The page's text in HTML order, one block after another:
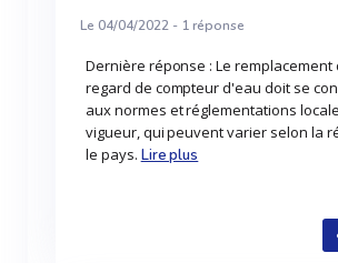
Le 04/04/2022 - 1réponse
Dernière réponse : Le remplacement
regard de compteur d'eau doit se
aux normes et réglementations
vigueur, qui peuvent varier selon la
le pays. Lire plus